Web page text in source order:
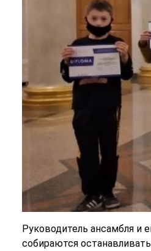
Руководитель ансамбля и
собираются